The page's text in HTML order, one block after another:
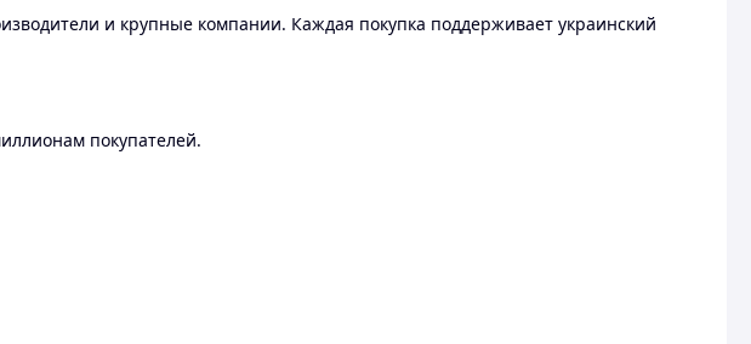
и крупные компании. Каждая покупка поддерживает украинский
покупателей.